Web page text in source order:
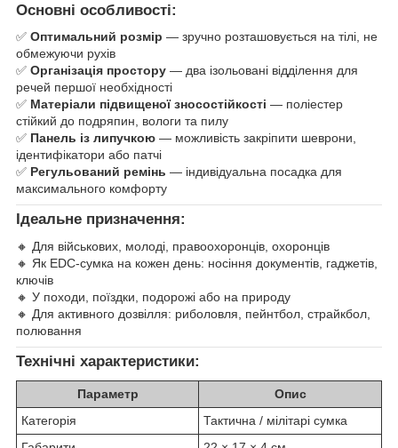
Основні особливості:
✅ Оптимальний розмір — зручно розташовується на тілі, не
обмежуючи рухів
✅ Організація простору — два ізольовані відділення для
речей першої необхідності
✅ Матеріали підвищеної зносостійкості — поліестер
стійкий до подряпин, вологи та пилу
✅ Панель із липучкою — можливість закріпити шеврони,
ідентифікатори або патчі
✅ Регульований ремінь — індивідуальна посадка для
максимального комфорту
Ідеальне призначення:
🔸 Для військових, молоді, правоохоронців, охоронців
🔸 Як EDC-сумка на кожен день: носіння документів, гаджетів,
ключів
🔸 У походи, поїздки, подорожі або на природу
🔸 Для активного дозвілля: риболовля, пейнтбол, страйкбол,
полювання
Технічні характеристики:
Параметр
Опис
Категорія
Тактична / мілітарі сумка